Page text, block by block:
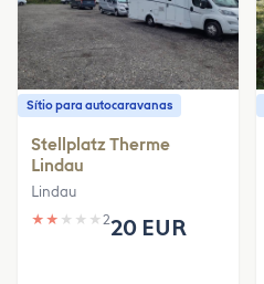
Sítio para autocaravanas
Stellplatz Therme
Lindau
Lindau
★ ★ ★ ★ ★ 220 EUR